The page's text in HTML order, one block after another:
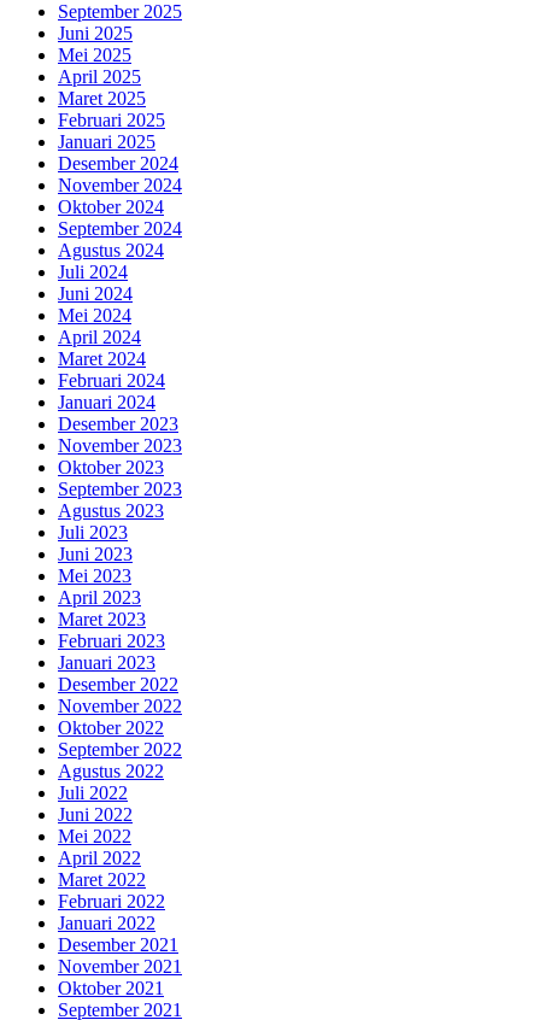
September 2025
Juni 2025
Mei 2025
April 2025
Maret 2025
Februari 2025
Januari 2025
Desember 2024
November 2024
Oktober 2024
September 2024
Agustus 2024
Juli 2024
Juni 2024
Mei 2024
April 2024
Maret 2024
Februari 2024
Januari 2024
Desember 2023
November 2023
Oktober 2023
September 2023
Agustus 2023
Juli 2023
Juni 2023
Mei 2023
April 2023
Maret 2023
Februari 2023
Januari 2023
Desember 2022
November 2022
Oktober 2022
September 2022
Agustus 2022
Juli 2022
Juni 2022
Mei 2022
April 2022
Maret 2022
Februari 2022
Januari 2022
Desember 2021
November 2021
Oktober 2021
September 2021